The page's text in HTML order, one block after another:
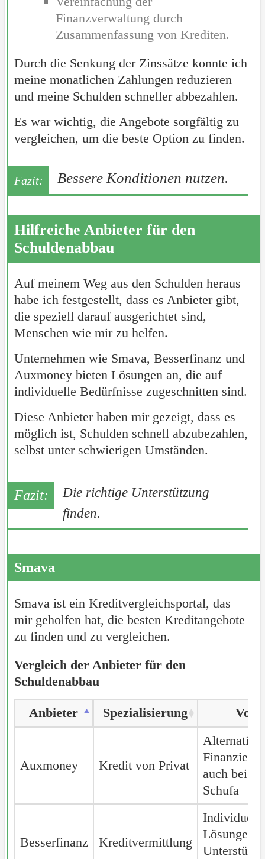
Finanzverwaltung durch
Zusammenfassung von Krediten.
Durch die Senkung der Zinssätze konnte ich
meine monatlichen Zahlungen reduzieren
und meine Schulden schneller abbezahlen.
Es war wichtig, die Angebote sorgfältig zu
vergleichen, um die beste Option zu finden.
Bessere Konditionen nutzen.
Hilfreiche Anbieter für den
Schuldenabbau
Auf meinem Weg aus den Schulden heraus
habe ich festgestellt, dass es Anbieter gibt,
die speziell darauf ausgerichtet sind,
Menschen wie mir zu helfen.
Unternehmen wie Smava, Besserfinanz und
Auxmoney bieten Lösungen an, die auf
individuelle Bedürfnisse zugeschnitten sind.
Diese Anbieter haben mir gezeigt, dass es
möglich ist, Schulden schnell abzubezahlen,
selbst unter schwierigen Umständen.
Die richtige Unterstützung
finden.
Smava
Smava ist ein Kreditvergleichsportal, das
mir geholfen hat, die besten Kreditangebote
zu finden und zu vergleichen.
Vergleich der Anbieter für den
Schuldenabbau
Anbieter Spezialisierung
Auxmoney Kredit von Privat
Alternative
auch bei
Schufa
Besserfinanz Kreditvermittlung
Individuelle
Lösungen,
Anbieter
Auxmoney
Besserfinanz